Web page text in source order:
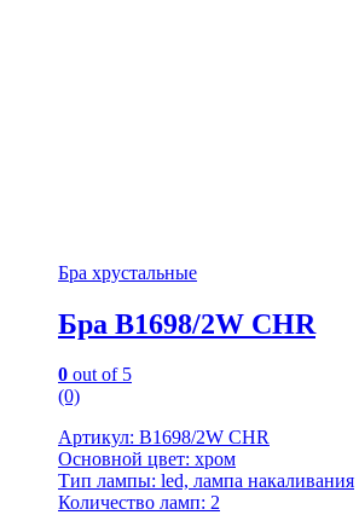
Бра хрустальные
Бра B1698/2W CHR
0 out of 5
(0)
Артикул: B1698/2W CHR
Основной цвет: хром
Тип лампы: led, лампа накаливания
Количество ламп: 2